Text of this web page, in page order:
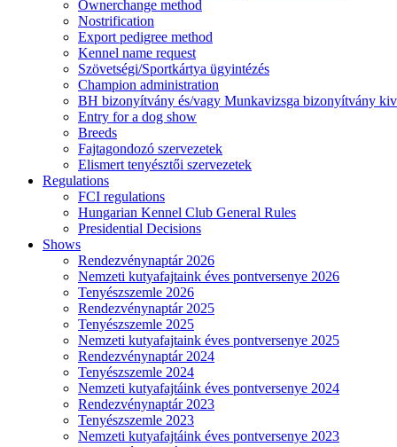
Ownerchange method
Nostrification
Export pedigree method
Kennel name request
Szövetségi/Sportkártya ügyintézés
Champion administration
BH bizonyítvány és/vagy Munkavizsga bizonyítvány
Entry for a dog show
Breeds
Fajtagondozó szervezetek
Elismert tenyésztői szervezetek
Regulations
FCI regulations
Hungarian Kennel Club General Rules
Presidential Decisions
Shows
Rendezvénynaptár 2026
Nemzeti kutyafajtaink éves pontversenye 2026
Tenyészszemle 2026
Rendezvénynaptár 2025
Tenyészszemle 2025
Nemzeti kutyafajtaink éves pontversenye 2025
Rendezvénynaptár 2024
Tenyészszemle 2024
Nemzeti kutyafajtáink éves pontversenye 2024
Rendezvénynaptár 2023
Tenyészszemle 2023
Nemzeti kutyafajtáink éves pontversenye 2023